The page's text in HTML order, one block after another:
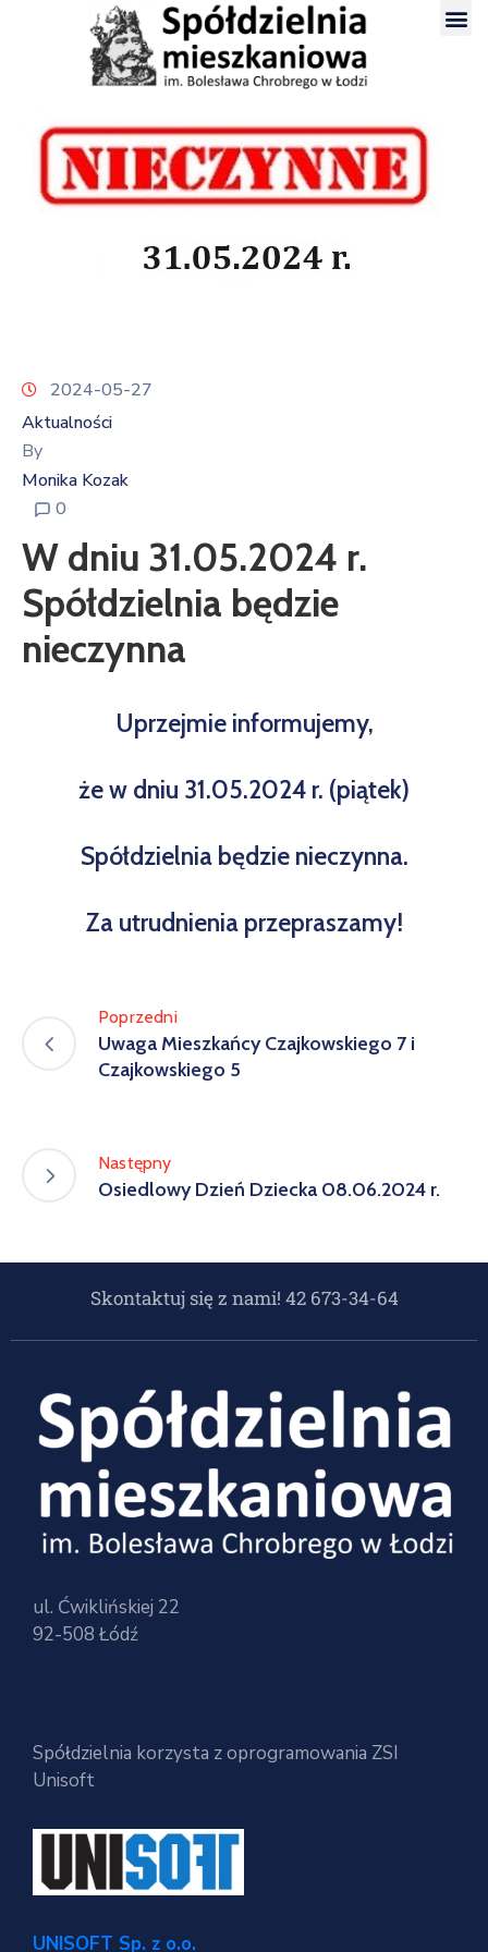
2024-05-27
Aktualności
By
Monika Kozak
0
W dniu 31.05.2024 r.
Spółdzielnia będzie
nieczynna
Uprzejmie informujemy,
że w dniu 31.05.2024 r. (piątek)
Spółdzielnia będzie nieczynna.
Za utrudnienia przepraszamy!
Poprzedni
Uwaga Mieszkańcy Czajkowskiego 7 i
Czajkowskiego 5
Następny
Osiedlowy Dzień Dziecka 08.06.2024 r.
Skontaktuj się z nami! 42 673-34-64
ul. Ćwiklińskiej 22
92-508 Łódź
Spółdzielnia korzysta z oprogramowania ZSI
Unisoft
UNISOFT Sp. z o.o.